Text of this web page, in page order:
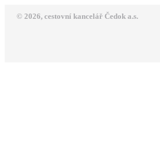
© 2026, cestovní kancelář Čedok a.s.